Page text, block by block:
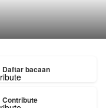
Daftar bacaan
Contribute